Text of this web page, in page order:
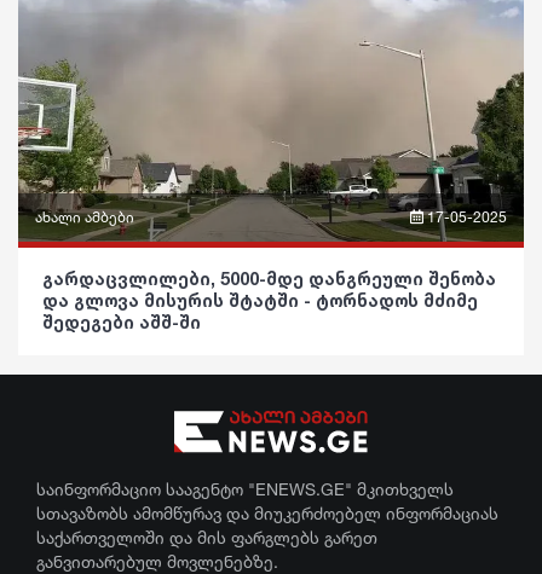
ეკონომიკა
სამართალი
რჩევები
ინტერვიუ
შოუბიზნესი
კულინარია
საზოგადოება
განათლება
ჯანდაცვა
კულტურა
გართობა
სოც. მედია
სამართალი
რჩევები
ახალი ამბები
ვიდეო
ჯანდაცვა
კულტურა
17-05-2025
გარდაცვლილები, 5000-მდე დანგრეული შენობა
და გლოვა მისურის შტატში - ტორნადოს მძიმე
შედეგები აშშ-ში
საინფორმაციო სააგენტო "ENEWS.GE" მკითხველს
სთავაზობს ამომწურავ და მიუკერძოებელ ინფორმაციას
საქართველოში და მის ფარგლებს გარეთ
განვითარებულ მოვლენებზე.